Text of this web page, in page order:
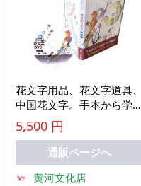
花文字用品、花文字道具、
中国花文字。手本から学ぶ
花文字の中級編！開運花文
字講座DVD中級編
5,500 円
通販ページへ
黄河文化店